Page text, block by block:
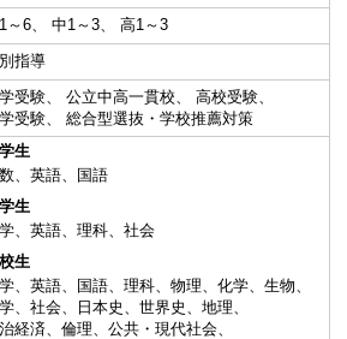
～6 中1～3 高1～3
指導
受験 公立中高一貫校
高校受験
受験
総合型選抜・学校推薦対策
生
英語
国語
生
英語 理科
社会
生
英語 国語 理科 物理 化学
生物
社会 日本史 世界史
地理
経済
倫理
公共・現代社会